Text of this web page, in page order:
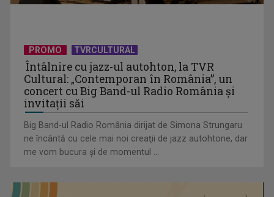
Conflictul din Iran și războiul bazat pe IA. Ce spune un
expert al ...
PROMO TVRCULTURAL
Întâlnire cu jazz-ul autohton, la TVR
Cultural: „Contemporan în România”, un
concert cu Big Band-ul Radio România şi
invitaţii săi
Big Band-ul Radio România dirijat de Simona Strungaru
ne încântă cu cele mai noi creaţii de jazz autohtone, dar